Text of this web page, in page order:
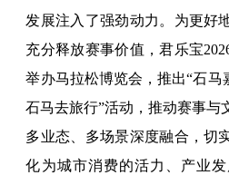
发展注入了强劲动力。为更好
充分释放赛事价值，君乐宝
举办马拉松博览会，推出“石马
石马去旅行”活动，推动赛事与
多业态、多场景深度融合，切
化为城市消费的活力、产业